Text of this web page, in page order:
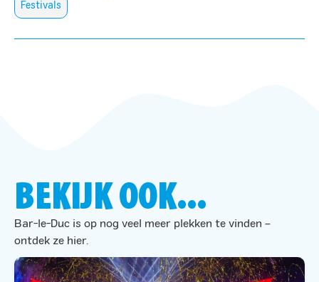
Festivals
BEKIJK OOK...
Bar-le-Duc is op nog veel meer plekken te vinden –
ontdek ze hier.